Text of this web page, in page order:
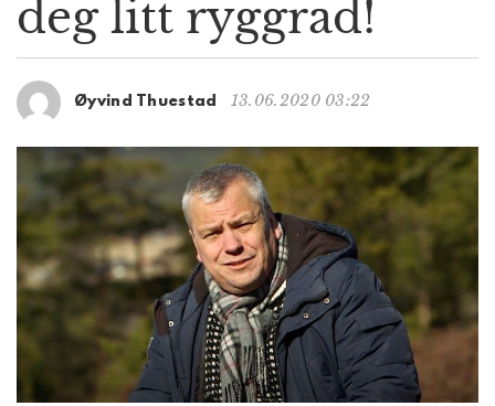
deg litt ryggrad!
Øyvind Thuestad 13.06.2020 03:22